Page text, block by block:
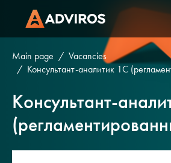
Main page
Vacancies
Консультант-аналитик 1С
Консультант-